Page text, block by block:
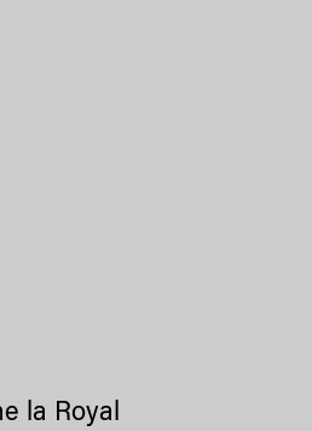
la Royal